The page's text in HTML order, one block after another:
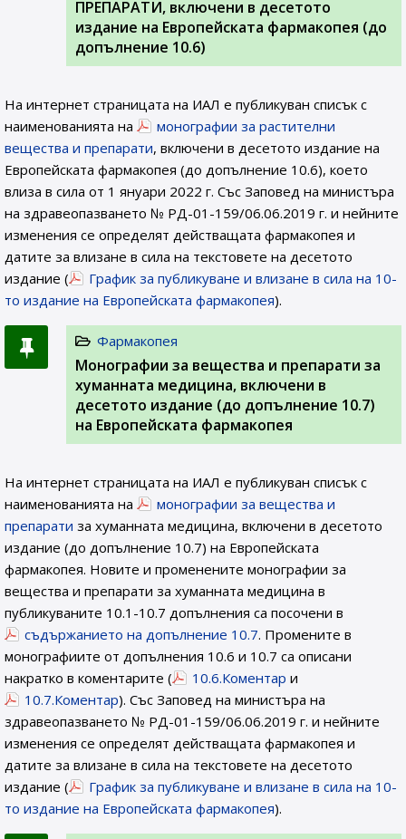
ПРЕПАРАТИ, включени в десетото
издание на Европейската фармакопея (до
допълнение 10.6)
На интернет страницата на ИАЛ e публикуван списък с
наименованията на
монографии за растителни
вещества и препарати, включени в десетото издание на
Европейската фармакопея (до допълнение 10.6), което
влиза в сила от 1 януари 2022 г. Със Заповед на министъра
на здравеопазването № РД-01-159/06.06.2019 г. и нейните
изменения се определят действащата фармакопея и
датите за влизане в сила на текстовете на десетото
издание (
График за публикуване и влизане в сила на 10-
то издание на Европейската фармакопея).
Фармакопея
Монографии за вещества и препарати за
хуманната медицина, включени в
десетото издание (до допълнение 10.7)
на Европейската фармакопея
На интернет страницата на ИАЛ e публикуван списък с
наименованията на
монографии за вещества и
препарати за хуманната медицина, включени в десетото
издание (до допълнение 10.7) на Европейската
фармакопея. Новите и променените монографии за
вещества и препарати за хуманната медицина в
публикуваните 10.1-10.7 допълнения са посочени в
съдържанието на допълнение 10.7. Промените в
монографиите от допълнения 10.6 и 10.7 са описани
накратко в коментарите (
10.6.Коментар и
10.7.Коментар). Със Заповед на министъра на
здравеопазването № РД-01-159/06.06.2019 г. и нейните
изменения се определят действащата фармакопея и
датите за влизане в сила на текстовете на десетото
издание (
График за публикуване и влизане в сила на 10-
то издание на Европейската фармакопея).